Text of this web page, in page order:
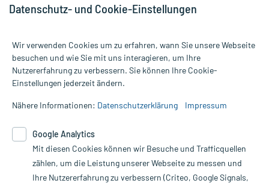
Alle Preise gelten inkl. MwSt., ggf. zzgl. Versandkosten
Informationen auf dieser Website werden ausschließlich für
die Untersuchung und Behandlung durch einen Arzt. Bitte
Therapien eingeleitet werden können. | Diese Webseite benutzt
Google Analytics. Lesen Sie bitte dazu die wichtigen Hinweise in
unserer Datenschutzerklärung. Für den Widerruf einer Bestellung
nutzen Sie das Formular:
Datenschutz- und Cookie-Einstellungen
Wir verwenden Cookies um zu erfahren, wann Sie unsere Webseite
besuchen und wie Sie mit uns interagieren, um Ihre
Nutzererfahrung zu verbessern. Sie können Ihre Cookie-
Einstellungen jederzeit ändern.
Nähere Informationen: Datenschutzerklärung Impressum
Google Analytics
Mit diesen Cookies können wir Besuche und Trafficquellen
zählen, um die Leistung unserer Webseite zu messen und
Ihre Nutzererfahrung zu verbessern (Criteo, Google Signals,